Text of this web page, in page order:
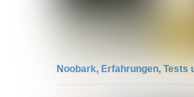
Noobark, Erfahrungen, Tests